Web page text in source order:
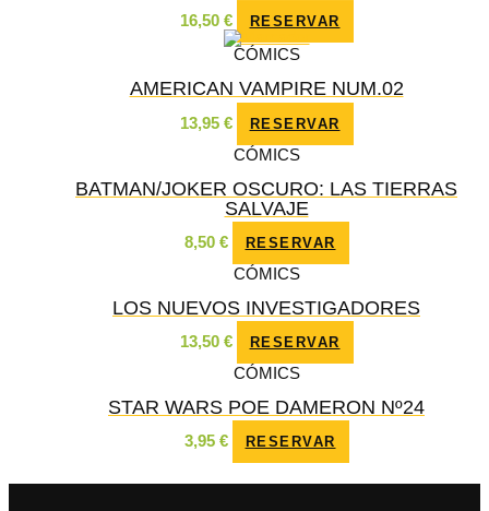
16,50 € RESERVAR
CÓMICS
AMERICAN VAMPIRE NUM.02
13,95 € RESERVAR
CÓMICS
BATMAN/JOKER OSCURO: LAS TIERRAS
SALVAJE
8,50 € RESERVAR
CÓMICS
LOS NUEVOS INVESTIGADORES
13,50 € RESERVAR
CÓMICS
STAR WARS POE DAMERON Nº24
3,95 € RESERVAR